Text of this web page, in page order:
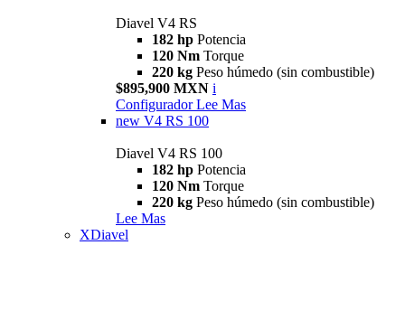
Diavel V4 RS
182 hp Potencia
120 Nm Torque
220 kg Peso húmedo (sin combustible)
$895,900 MXN i
Configurador Lee Mas
new V4 RS 100
Diavel V4 RS 100
182 hp Potencia
120 Nm Torque
220 kg Peso húmedo (sin combustible)
Lee Mas
XDiavel